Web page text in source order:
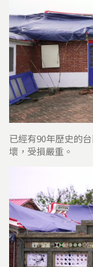
已經有90年歷史的
壞，受損嚴重。